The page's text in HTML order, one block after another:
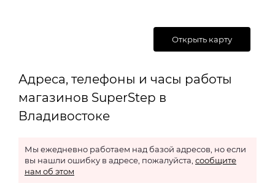
Открыть карту
Адреса, телефоны и часы работы
магазинов SuperStep в
Владивостоке
Мы ежедневно работаем над базой адресов, но если
вы нашли ошибку в адресе, пожалуйста, сообщите
нам об этом